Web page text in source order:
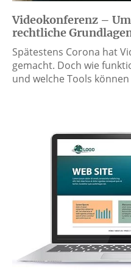
Videokonferenz –
rechtliche
Spätestens Corona hat
gemacht. Doch wie
und welche Tools